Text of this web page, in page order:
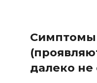
Симптомы
далеко не